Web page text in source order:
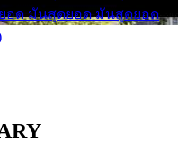
ด มันสุดยอด มันสุดยอด